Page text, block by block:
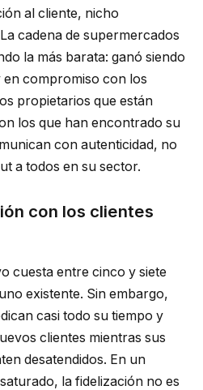
al cliente, nicho
cadena de supermercados
la más barata: ganó siendo
en compromiso con los
propietarios que están
los que han encontrado su
con autenticidad, no
a todos en su sector.
con los clientes
cuesta entre cinco y siete
existente. Sin embargo,
casi todo su tiempo y
clientes mientras sus
desatendidos. En un
la fidelización no es